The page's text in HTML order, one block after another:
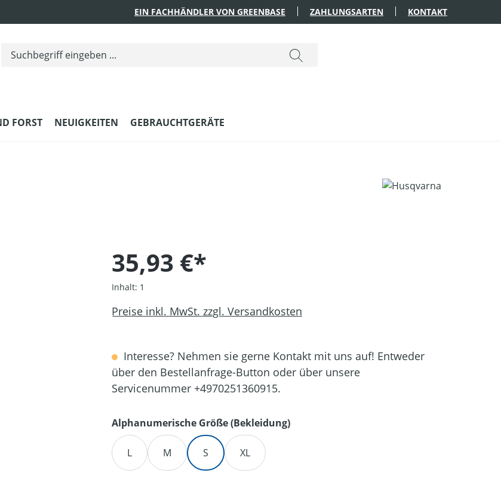
EIN FACHHÄNDLER VON GREENBASE ZAHLUNGSARTEN KONTAKT
FORST NEUIGKEITEN GEBRAUCHTGERÄTE
35,93 €*
Inhalt: 1
Preise inkl. MwSt. zzgl. Versandkosten
Interesse? Nehmen sie gerne Kontakt mit uns auf! Entweder
über den Bestellanfrage-Button oder über unsere
Servicenummer +4970251360915.
Alphanumerische Größe (Bekleidung)auswählen
L M S XL